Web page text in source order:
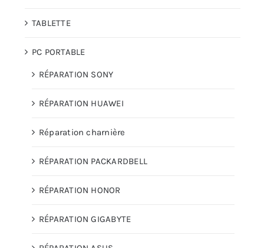
TABLETTE
PC PORTABLE
RÉPARATION SONY
RÉPARATION HUAWEI
Réparation charnière
RÉPARATION PACKARDBELL
RÉPARATION HONOR
RÉPARATION GIGABYTE